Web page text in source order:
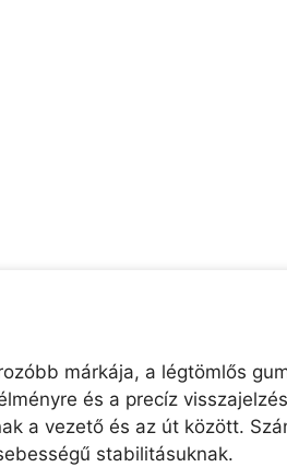
márkája, a légtömlős
és a precíz
a vezető és az út között.
stabilitásuknak.